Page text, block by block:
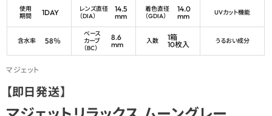
使用
期間
1DAY
レンズ直径
（DIA）
14.5
mm
着色直径
（GDIA）
14.0
mm
UVカット機能
含水率 58％
ベース
カーブ
（BC）
8.6
mm
入数
1箱
10枚入
うるおい成分
マジェット
【即日発送】